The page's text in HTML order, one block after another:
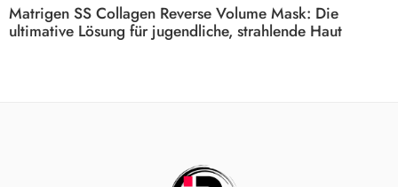
Matrigen SS Collagen Reverse Volume Mask: Die
ultimative Lösung für jugendliche, strahlende Haut